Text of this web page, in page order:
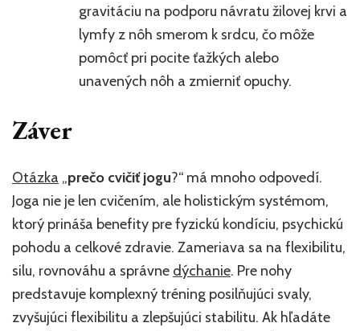
gravitáciu na podporu návratu žilovej krvi a
lymfy z nôh smerom k srdcu, čo môže
pomôcť pri pocite ťažkých alebo
unavených nôh a zmierniť opuchy.
Záver
Otázka „prečo cvičiť jogu?“ má mnoho odpovedí.
Joga nie je len cvičením, ale holistickým systémom,
ktorý prináša benefity pre fyzickú kondíciu, psychickú
pohodu a celkové zdravie. Zameriava sa na flexibilitu,
silu, rovnováhu a správne dýchanie. Pre nohy
predstavuje komplexný tréning posilňujúci svaly,
zvyšujúci flexibilitu a zlepšujúci stabilitu. Ak hľadáte